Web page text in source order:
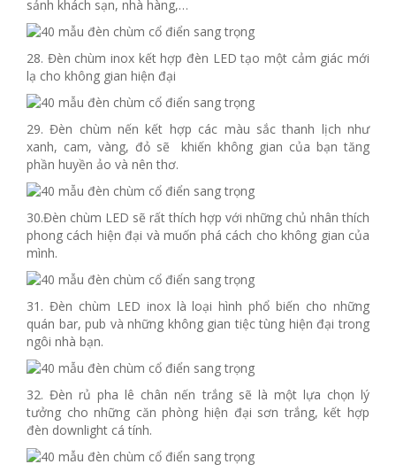
sảnh khách sạn, nhà hàng,…
28. Đèn chùm inox kết hợp đèn LED tạo một cảm giác mới
lạ cho không gian hiện đại
29. Đèn chùm nến kết hợp các màu sắc thanh lịch như
xanh, cam, vàng, đỏ sẽ khiến không gian của bạn tăng
phần huyền ảo và nên thơ.
30.Đèn chùm LED sẽ rất thích hợp với những chủ nhân thích
phong cách hiện đại và muốn phá cách cho không gian của
mình.
31. Đèn chùm LED inox là loại hình phổ biến cho những
quán bar, pub và những không gian tiệc tùng hiện đại trong
ngôi nhà bạn.
32. Đèn rủ pha lê chân nến trắng sẽ là một lựa chọn lý
tưởng cho những căn phòng hiện đại sơn trắng, kết hợp
đèn downlight cá tính.